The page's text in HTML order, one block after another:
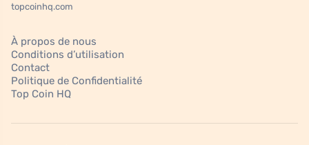
topcoinhq.com
À propos de nous
Conditions d’utilisation
Contact
Politique de Confidentialité
Top Coin HQ